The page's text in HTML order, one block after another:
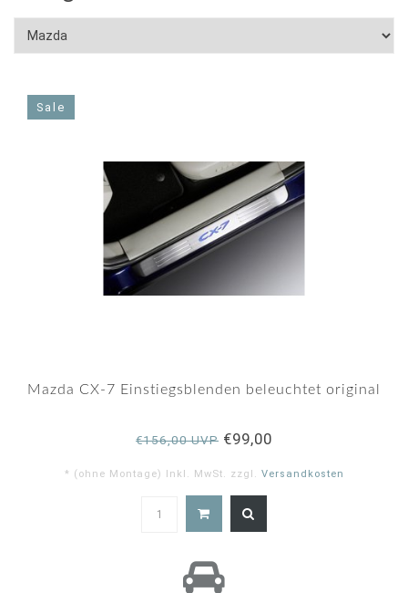
Sale
Mazda CX-7 Einstiegsblenden beleuchtet original
€156,00 UVP €99,00
* (ohne Montage) Inkl. MwSt. zzgl. Versandkosten